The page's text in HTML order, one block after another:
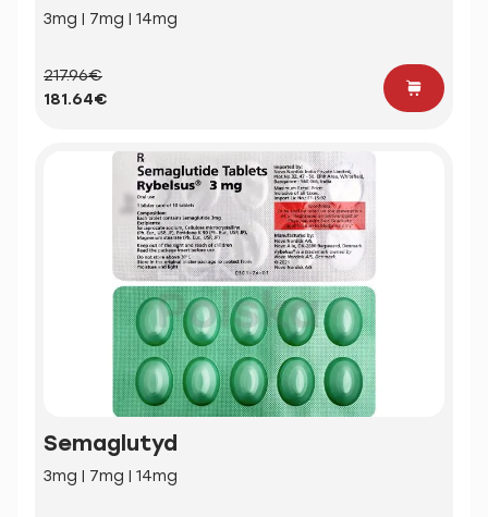
3mg | 7mg | 14mg
217.96€
181.64€
Semaglutyd
3mg | 7mg | 14mg